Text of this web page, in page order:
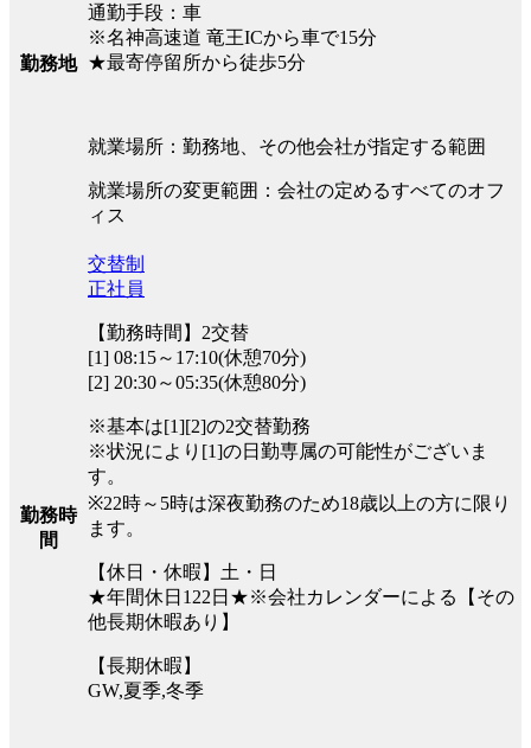
勤務地
通勤手段：車
※名神高速道 竜王ICから車で15分
★最寄停留所から徒歩5分
就業場所：勤務地、その他会社が指定する範囲
就業場所の変更範囲：会社の定めるすべてのオフ
ィス
勤務時
間
交替制
正社員
【勤務時間】2交替
[1] 08:15～17:10(休憩70分)
[2] 20:30～05:35(休憩80分)
※基本は[1][2]の2交替勤務
※状況により[1]の日勤専属の可能性がございま
す。
※22時～5時は深夜勤務のため18歳以上の方に限り
ます。
【休日・休暇】土・日
★年間休日122日★※会社カレンダーによる【その
他長期休暇あり】
【長期休暇】
GW,夏季,冬季